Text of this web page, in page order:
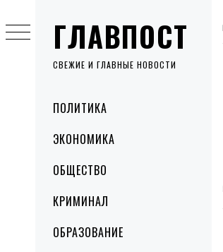
ГЛАВПОСТ
СВЕЖИЕ И ГЛАВНЫЕ НОВОСТИ
MenuПОЛИТИКА
ЭКОНОМИКА
ОБЩЕСТВО
КРИМИНАЛ
ОБРАЗОВАНИЕ
to
content